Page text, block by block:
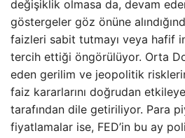
değişiklik olmasa da, devam
göstergeler göz önüne
faizleri sabit tutmayı veya hafif
tercih ettiği öngörülüyor. Orta
eden gerilim ve jeopolitik
faiz kararlarını doğrudan
tarafından dile getiriliyor. Para
fiyatlamalar ise, FED’in bu ay